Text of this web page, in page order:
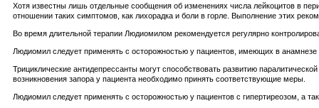
Хотя известны лишь отдельные сообщения об изменениях числа лейкоцитов в
отношении таких симптомов, как лихорадка и боли в горле. Выполнение этих
Во время длительной терапии Людиомилом рекомендуется регулярно
Людиомил следует применять с осторожностью у пациентов, имеющих в
Трициклические антидепрессанты могут способствовать развитию
возникновения запора у пациента необходимо принять соответствующие меры.
Людиомил следует применять с осторожностью у пациентов с гипертиреозом, а